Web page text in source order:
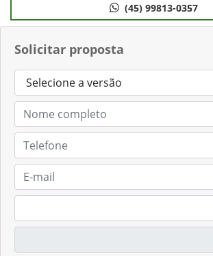
Solicitar proposta
(45) 99813-0357